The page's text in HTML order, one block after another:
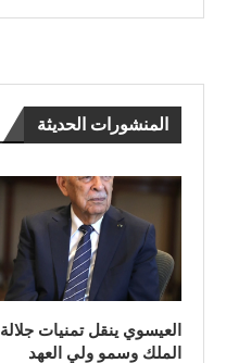
المنشورات الحديثة
العيسوي ينقل تمنيات جلالة
الملك وسمو ولي العهد